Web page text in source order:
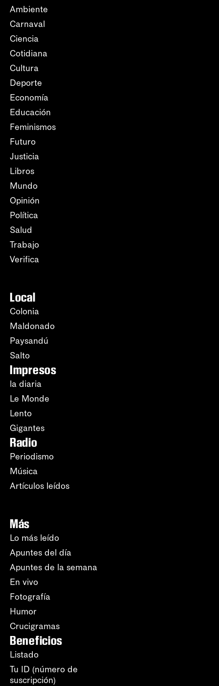
Ambiente
Carnaval
Ciencia
Cotidiana
Cultura
Deporte
Economía
Educación
Feminismos
Futuro
Justicia
Libros
Mundo
Opinión
Política
Salud
Trabajo
Verifica
Local
Colonia
Maldonado
Paysandú
Salto
Impresos
la diaria
Le Monde
Lento
Gigantes
Radio
Periodismo
Música
Artículos leídos
Más
Lo más leído
Apuntes del día
Apuntes de la semana
En vivo
Fotografía
Humor
Crucigramas
Beneficios
Listado
Tu ID (número de
suscripción)